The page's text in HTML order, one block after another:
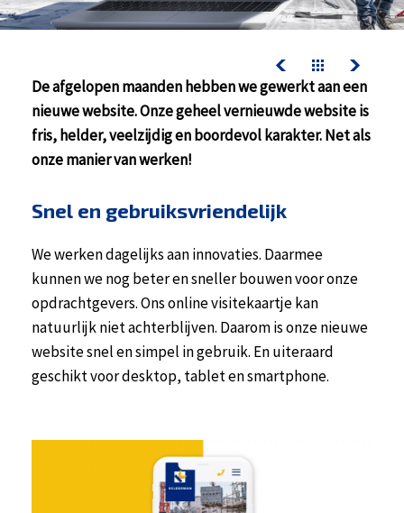
nazorg & service
werken bij kelderman
nazorg & service
downloads
De afgelopen maanden hebben we gewerkt aan een
nieuwe website. Onze geheel vernieuwde website is
fris, helder, veelzijdig en boordevol karakter. Net als
onze manier van werken!
Snel en gebruiksvriendelijk
We werken dagelijks aan innovaties. Daarmee
kunnen we nog beter en sneller bouwen voor onze
opdrachtgevers. Ons online visitekaartje kan
natuurlijk niet achterblijven. Daarom is onze nieuwe
website snel en simpel in gebruik. En uiteraard
geschikt voor desktop, tablet en smartphone.